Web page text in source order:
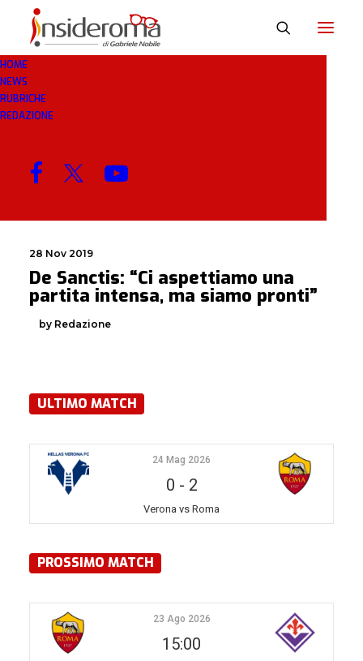
HOME
NEWS
RUBRICHE
REDAZIONE
INTENSA
MENU
28 Nov 2019
De Sanctis: “Ci aspettiamo una
partita intensa, ma siamo pronti”
by Redazione
ULTIMO MATCH
24 Mag 2026
0 - 2
Verona vs Roma
PROSSIMO MATCH
23 Ago 2026
15:00